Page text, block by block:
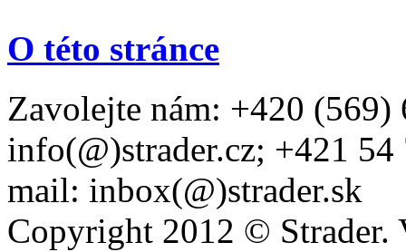
O této stránce
Zavolejte nám: +420 (569)
info(@)strader.cz; +421
mail: inbox(@)strader.sk
Copyright 2012 © Strader.